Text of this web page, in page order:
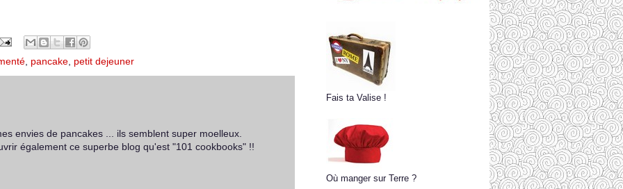
pancake petit dejeuner
envies de pancakes ... ils semblent super moelleux.
également ce superbe blog qu'est "101 cookbooks" !!
Fais ta Valise !
Où manger sur Terre ?